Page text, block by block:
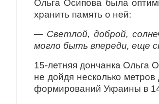
Ольга Осипова была
хранить память о ней:
— Светлой, доброй,
могло быть впереди, еще
15-летняя дончанка Ольга
не дойдя несколько
формирований Украины в